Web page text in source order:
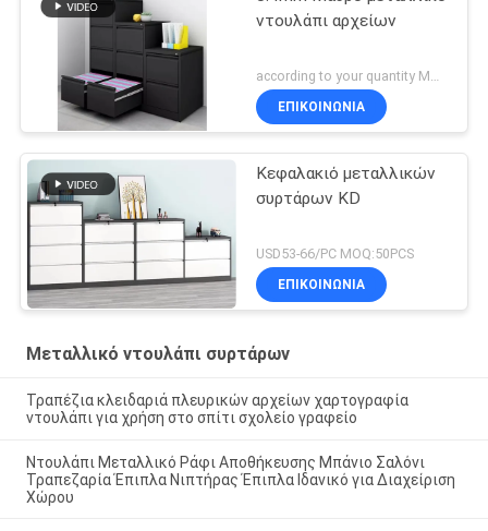
ντουλάπι αρχείων
according to your quantity MOQ:50PCS
ΕΠΙΚΟΙΝΩΝΊΑ
Κεφαλακιό μεταλλικών
συρτάρων KD
USD53-66/PC MOQ:50PCS
ΕΠΙΚΟΙΝΩΝΊΑ
Μεταλλικό ντουλάπι συρτάρων
Τραπέζια κλειδαριά πλευρικών αρχείων χαρτογραφία
ντουλάπι για χρήση στο σπίτι σχολείο γραφείο
Ντουλάπι Μεταλλικό Ράφι Αποθήκευσης Μπάνιο Σαλόνι
Τραπεζαρία Έπιπλα Νιπτήρας Έπιπλα Ιδανικό για Διαχείριση
Χώρου